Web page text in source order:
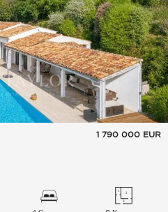
1 790 000 EUR